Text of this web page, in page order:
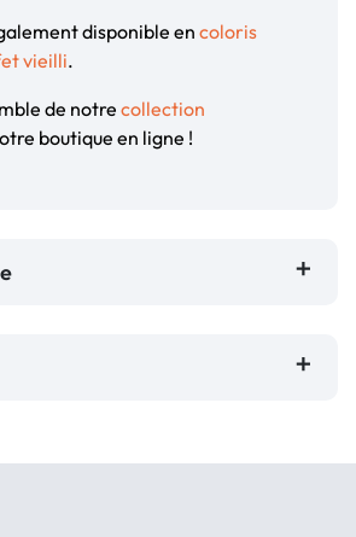
disponible en coloris
vieilli.
de notre collection
boutique en ligne !